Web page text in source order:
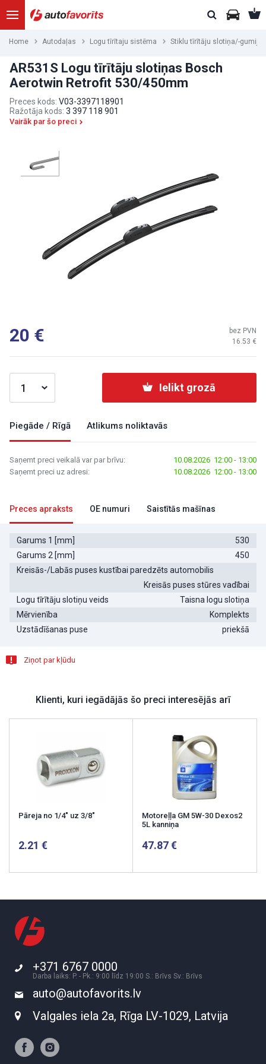
Home Autodaļas Logu tīrītaju sistēma Stiklu tīrītāju slotiņa/-gumija
AR531S Logu tīrītāju slotiņas Bosch
Aerotwin Retrofit 530/450mm
Preces kods: V03-3397118901
Ražotāja kods: 3 397 118 901
Vairāk par šo preci
20 16.53
bez PVN
Ielikt grozā
Piegāde / Rīgā Atlikums noliktavās
Saņemt preci veikalā var par brīvu:
10.08.2026 12:00 - 13:00
Saņemt preci uz adresi:
10.08.2026 12:00 - 13:00
Preces apraksts OE numuri Saistītās mašīnas
Garums 1 [mm]
530
Garums 2 [mm]
450
Kreisās-/Labās puses kustībai paredzēts automobilis
Kreisās puses stūres vadībai
Logu tīrītāju slotiņu veids
Taisna logu slotiņa
Mērvienība
Komplekts
Uzstādīšanas puse
priekšā
Ziņot par kļūdu
Klienti, kuri iegādājās šo preci interesējās arī
Pāreja no 1/4" uz 3/8"
2.21
Motoreļļa GM 5W-30 Dexos2
5L kanniņa
47.87
+371 6767 0000
Darba laiks: P. - Pk.: 9:00 līdz 19:00 S.: Brīvs Sv.: Brīvs
auto@autofavorits.lv
Valgales iela 2a, Rīga LV-1029, Latvija